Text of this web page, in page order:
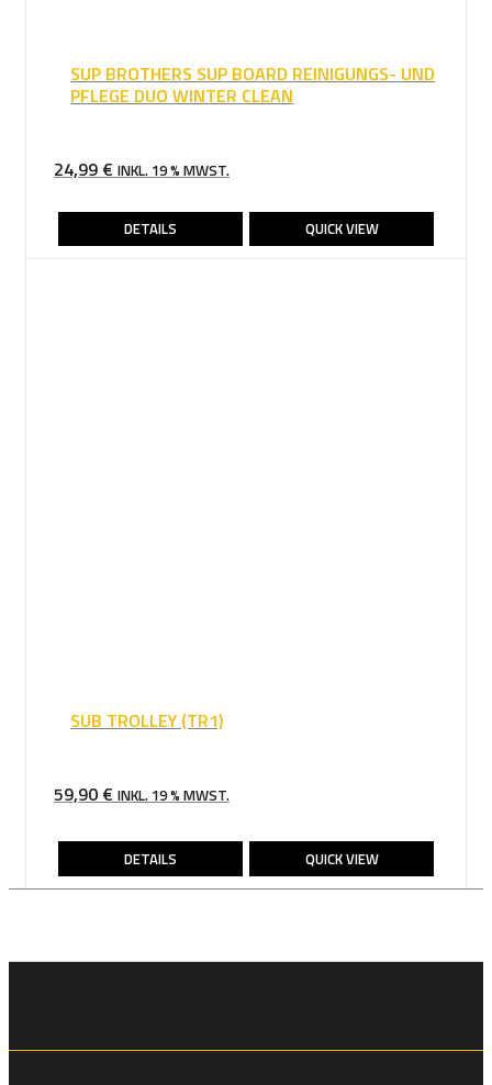
SUP BROTHERS SUP BOARD REINIGUNGS- UND
PFLEGE DUO WINTER CLEAN
24,99 € INKL. 19 % MWST.
DETAILS QUICK VIEW
SUB TROLLEY (TR1)
59,90 € INKL. 19 % MWST.
DETAILS QUICK VIEW